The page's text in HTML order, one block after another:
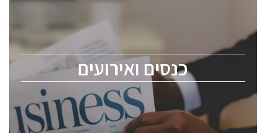
כנסים ואירועים
לכל העוסקים בתעשיית הסמיקונדקטור כולל מהנדסים,
מומחים מקצועיים ובכירים.
ChipEx2026 will be held on May 12-13, 2026. The
conference is intended for everyone involved in the
semiconductor industry, including engineers,